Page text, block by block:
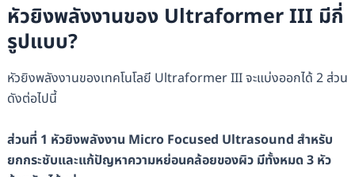
หัวยิงพลังงานของ Ultraformer III มีกี่
รูปแบบ?
หัวยิงพลังงานของเทคโนโลยี Ultraformer III จะแบ่งออกได้ 2 ส่วน
ดังต่อไปนี้
ส่วนที่ 1 หัวยิงพลังงาน Micro Focused Ultrasound สำหรับ
ยกกระชับและแก้ปัญหาความหย่อนคล้อยของผิว มีทั้งหมด 3 หัว